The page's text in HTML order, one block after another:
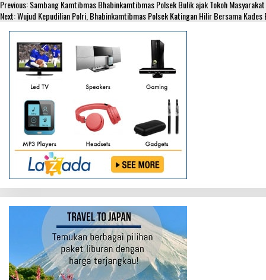
o
o
t
e
t
s
s
s
S
Reading
Previous:Sambang Kamtibmas Bhabinkamtibmas Polsek Bulik ajak Tokoh
Next:Wujud Kepudilian Polri, Bhabinkamtibmas Polsek Katingan Hilir Bersama